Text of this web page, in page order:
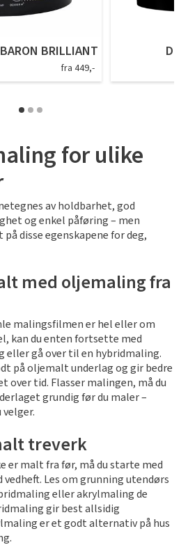
BARON BRILLIANT
fra 449,-
for ulike
av holdbarhet, god
og enkel påføring – men
disse egenskapene for deg,
med oljemaling fra
malingsfilmen er hel eller om
kan du enten fortsette med
gå over til en hybridmaling.
på oljemalt underlag og gir bedre
tid. Flasser malingen, må du
grundig før du maler –
treverk
er malt fra før, må du starte med
Les om grunning utendørs
eller akrylmaling de
gir best allsidig
er et godt alternativ på hus